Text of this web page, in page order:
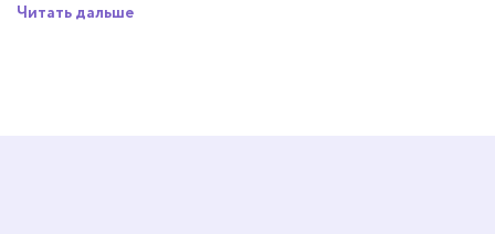
Читать дальше